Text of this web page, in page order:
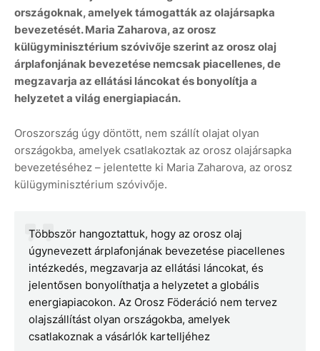
országoknak, amelyek támogatták az olajársapka
bevezetését. Maria Zaharova, az orosz
külügyminisztérium szóvivője szerint az orosz olaj
árplafonjának bevezetése nemcsak piacellenes, de
megzavarja az ellátási láncokat és bonyolítja a
helyzetet a világ energiapiacán.
Oroszország úgy döntött, nem szállít olajat olyan
országokba, amelyek csatlakoztak az orosz olajársapka
bevezetéséhez – jelentette ki Maria Zaharova, az orosz
külügyminisztérium szóvivője.
Többször hangoztattuk, hogy az orosz olaj
úgynevezett árplafonjának bevezetése piacellenes
intézkedés, megzavarja az ellátási láncokat, és
jelentősen bonyolíthatja a helyzetet a globális
energiapiacokon. Az Orosz Föderáció nem tervez
olajszállítást olyan országokba, amelyek
csatlakoznak a vásárlók kartelljéhez